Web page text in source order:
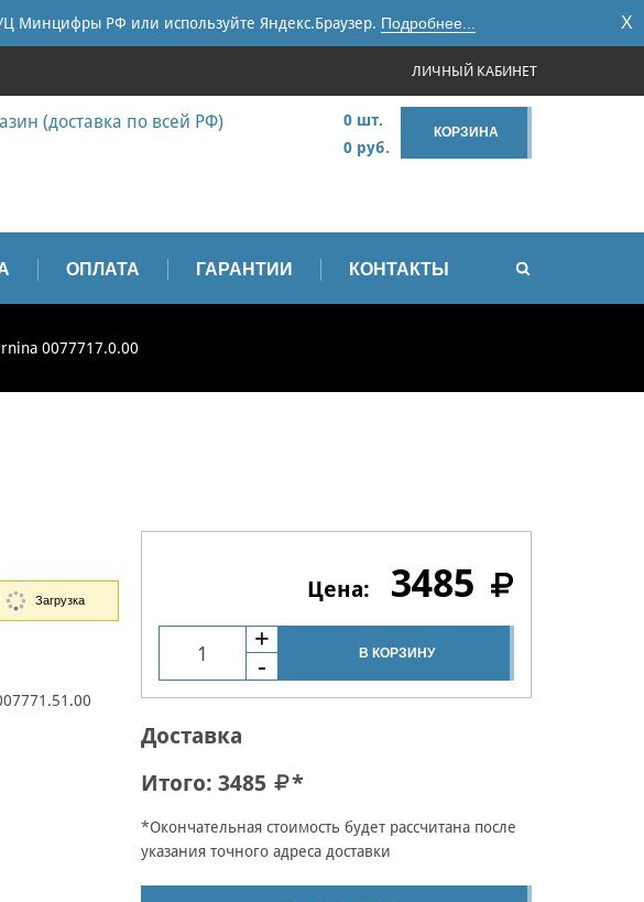
Минцифры РФ или используйте Яндекс.Браузер. Подробнее... X
ЛИЧНЫЙ КАБИНЕТ
(доставка по всей РФ)
КОРЗИНА
0 шт.
0 руб.
ОПЛАТА ГАРАНТИИ КОНТАКТЫ
0077717.0.00
3485
В КОРЗИНУ
Доставка
Итого: 3485 *
*Окончательная стоимость будет рассчитана после
указания точного адреса доставки
Загрузка